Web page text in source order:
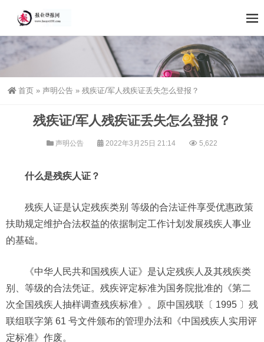
首页 » 声明公告 » 残疾证/军人残疾证丢失怎么登报？
残疾证/军人残疾证丢失怎么登报？
声明公告 2022年3月25日 21:14 5,622
什么是残疾人证？
残疾人证是认定残疾类别 等级的合法证件享受优惠政策
扶助规定维护合法权益的依据制定工作计划发展残疾人事业
的基础。
《中华人民共和国残疾人证》是认定残疾人及其残疾类
别、等级的合法凭证。残疾评定标准为国务院批准的《第二
次全国残疾人抽样调查残疾标准》。原中国残联〔 1995 〕残
联组联字第 61 号文件颁布的管理办法和《中国残疾人实用评
定标准》作废。